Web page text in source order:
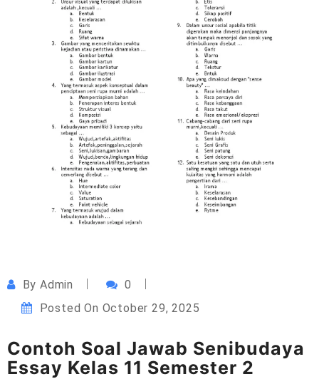
ByAdmin
0
Posted On October 29, 2025
Contoh Soal Jawab Senibudaya
Essay Kelas 11 Semester 2